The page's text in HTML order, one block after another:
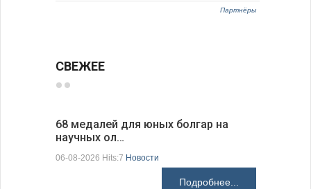
Партнёры
СВЕЖЕЕ
68 медалей для юных болгар на
научных ол…
06-08-2026 Hits:7 Новости
Подробнее...